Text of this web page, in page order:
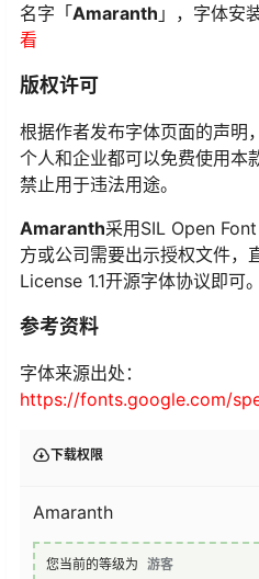
名字「Amaranth 」，字体安
看
版权许可
根据作者发布字体页面的声明
个人和企业都可以免费使用本
禁止用于违法用途。
Amaranth采用SIL Open
方或公司需要出示授权文件，
License 1.1开源字体协议即可。
参考资料
字体来源出处：
https://fonts.google.com/
下载权限
Amaranth
您当前的等级为 游客